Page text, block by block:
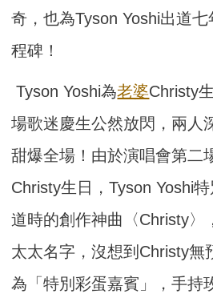
奇，也為Tyson Yoshi出道
程碑！
Tyson Yoshi為老婆Christy
場歌迷慶生公然放閃，兩人
甜爆全場！由於演唱會第二
Christy生日，Tyson Yoshi
道時的創作神曲〈Christy〉
太太名字，沒想到Christy無
為「特別彩蛋嘉賓」，手持